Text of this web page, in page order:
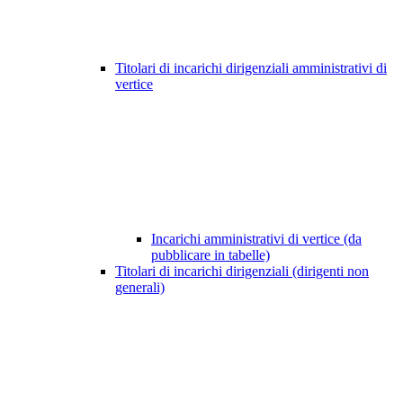
Titolari di incarichi dirigenziali amministrativi di
vertice
Incarichi amministrativi di vertice (da
pubblicare in tabelle)
Titolari di incarichi dirigenziali (dirigenti non
generali)